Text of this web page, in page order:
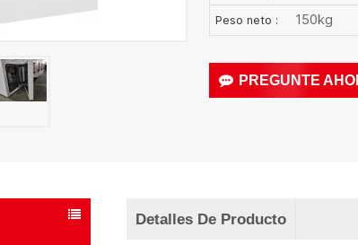
Peso neto : 150kg
PREGUNTE
Detalles De Producto